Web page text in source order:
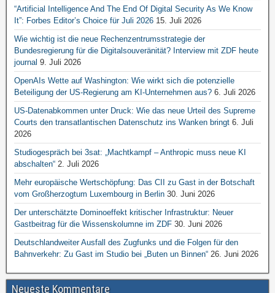
“Artificial Intelligence And The End Of Digital Security As We Know
It”: Forbes Editor’s Choice für Juli 2026 15. Juli 2026
Wie wichtig ist die neue Rechenzentrumsstrategie der
Bundesregierung für die Digitalsouveränität? Interview mit ZDF heute
journal 9. Juli 2026
OpenAIs Wette auf Washington: Wie wirkt sich die potenzielle
Beteiligung der US-Regierung am KI-Unternehmen aus? 6. Juli 2026
US-Datenabkommen unter Druck: Wie das neue Urteil des Supreme
Courts den transatlantischen Datenschutz ins Wanken bringt 6. Juli
2026
Studiogespräch bei 3sat: „Machtkampf – Anthropic muss neue KI
abschalten“ 2. Juli 2026
Mehr europäische Wertschöpfung: Das CII zu Gast in der Botschaft
vom Großherzogtum Luxembourg in Berlin 30. Juni 2026
Der unterschätzte Dominoeffekt kritischer Infrastruktur: Neuer
Gastbeitrag für die Wissenskolumne im ZDF 30. Juni 2026
Deutschlandweiter Ausfall des Zugfunks und die Folgen für den
Bahnverkehr: Zu Gast im Studio bei „Buten un Binnen“ 26. Juni 2026
Neueste Kommentare